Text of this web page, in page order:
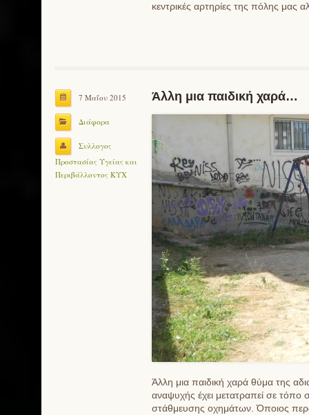
κεντρικές αρτηρίες της πόλης μας
7 Μαΐου 2015
Διάφορα
Συλλογος
Προστασίας Υγείας και
Περιβάλλοντος ΚΥΧ
Άλλη μια παιδική χαρά…
Άλλη μια παιδική χαρά θύμα της
αναψυχής έχει μετατραπεί σε
στάθμευσης οχημάτων. Όποιος